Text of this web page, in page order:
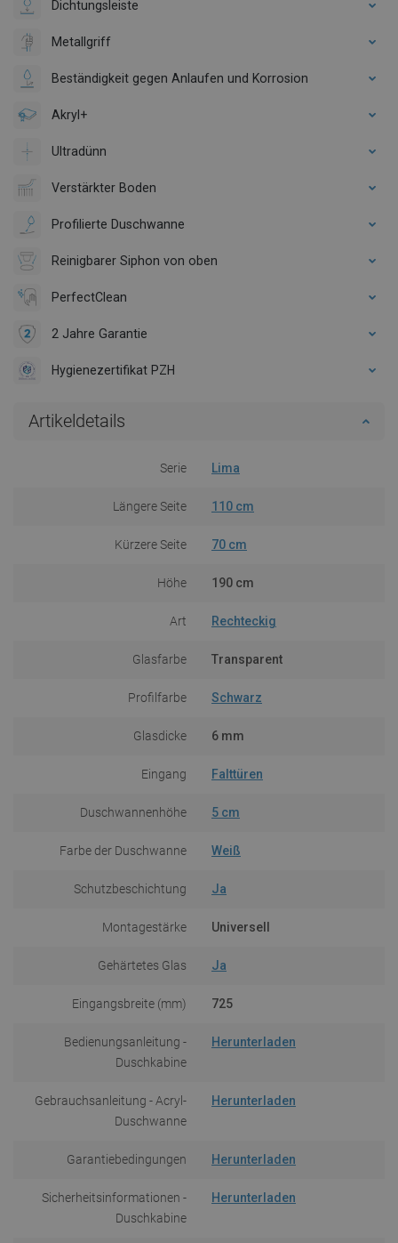
Dichtungsleiste
Metallgriff
Beständigkeit gegen Anlaufen und Korrosion
Akryl+
Ultradünn
Verstärkter Boden
Profilierte Duschwanne
Reinigbarer Siphon von oben
PerfectClean
2 Jahre Garantie
Hygienezertifikat PZH
Artikeldetails
Serie Lima
Längere Seite 110 cm
Kürzere Seite 70 cm
Höhe 190 cm
Art Rechteckig
Glasfarbe Transparent
Profilfarbe Schwarz
Glasdicke 6 mm
Eingang Falttüren
Duschwannenhöhe 5 cm
Farbe der Duschwanne Weiß
Schutzbeschichtung Ja
Montagestärke Universell
Gehärtetes Glas Ja
Eingangsbreite (mm) 725
Bedienungsanleitung -
Duschkabine
Herunterladen
Gebrauchsanleitung - Acryl-
Duschwanne
Herunterladen
Garantiebedingungen Herunterladen
Sicherheitsinformationen -
Duschkabine
Herunterladen